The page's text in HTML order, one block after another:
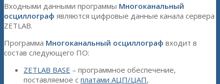
Входными данными программы Многоканальный
осциллограф являются цифровые данные канала сервера
ZETLAB.
Программа Многоканальный осциллограф входит в
состав следующего ПО:
ZETLAB BASE – программное обеспечение,
поставляемое с платами АЦП/ЦАП,